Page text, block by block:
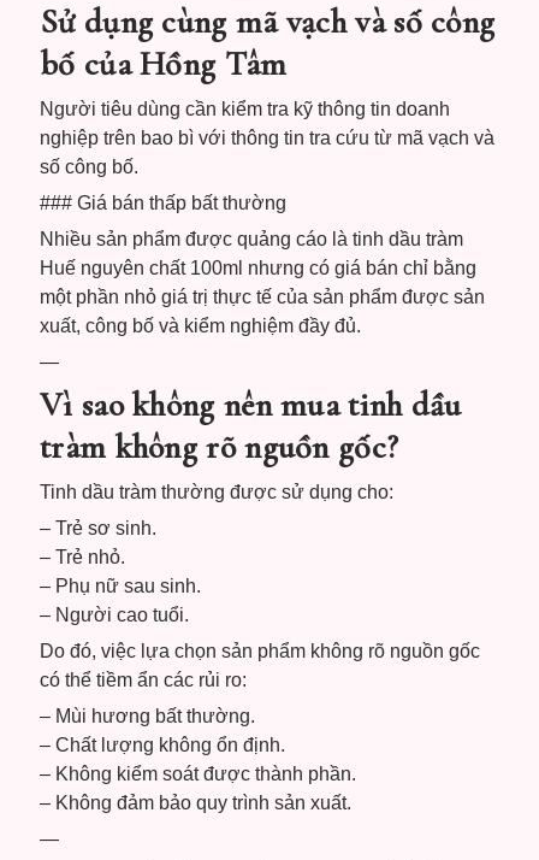
Sử dụng cùng mã vạch và số công
bố của Hồng Tâm
Người tiêu dùng cần kiểm tra kỹ thông tin doanh
nghiệp trên bao bì với thông tin tra cứu từ mã vạch và
số công bố.
### Giá bán thấp bất thường
Nhiều sản phẩm được quảng cáo là tinh dầu tràm
Huế nguyên chất 100ml nhưng có giá bán chỉ bằng
một phần nhỏ giá trị thực tế của sản phẩm được sản
xuất, công bố và kiểm nghiệm đầy đủ.
—
Vì sao không nên mua tinh dầu
tràm không rõ nguồn gốc?
Tinh dầu tràm thường được sử dụng cho:
– Trẻ sơ sinh.
– Trẻ nhỏ.
– Phụ nữ sau sinh.
– Người cao tuổi.
Do đó, việc lựa chọn sản phẩm không rõ nguồn gốc
có thể tiềm ẩn các rủi ro:
– Mùi hương bất thường.
– Chất lượng không ổn định.
– Không kiểm soát được thành phần.
– Không đảm bảo quy trình sản xuất.
—